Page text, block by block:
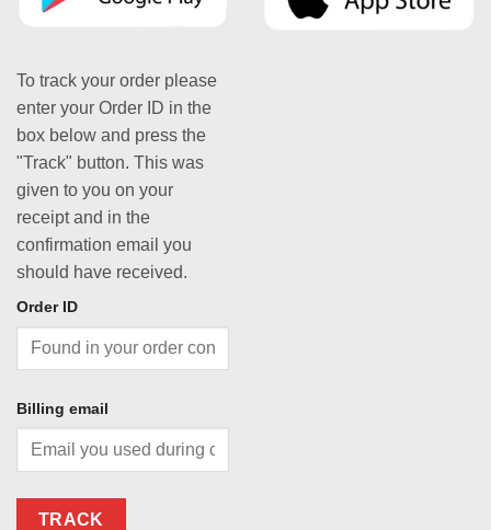
To track your order please
enter your Order ID in the
box below and press the
"Track" button. This was
given to you on your
receipt and in the
confirmation email you
should have received.
Order ID
Billing email
TRACK